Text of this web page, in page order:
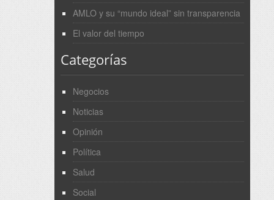
AMLO y su “mundo ideal” sin transparencia
El valor del tiempo
Categorías
Negocios
Noticias
Opinión
Política
Salud
Social